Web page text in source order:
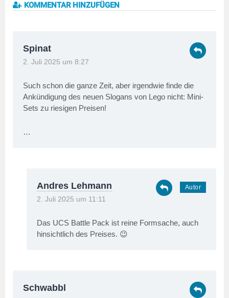
KOMMENTAR HINZUFÜGEN
Spinat
2. Juli 2025 um 8:27
Such schon die ganze Zeit, aber irgendwie finde die
Ankündigung des neuen Slogans von Lego nicht: Mini-
Sets zu riesigen Preisen!
…
Andres Lehmann
2. Juli 2025 um 11:11
Das UCS Battle Pack ist reine Formsache, auch
hinsichtlich des Preises. 😉
Schwabbl